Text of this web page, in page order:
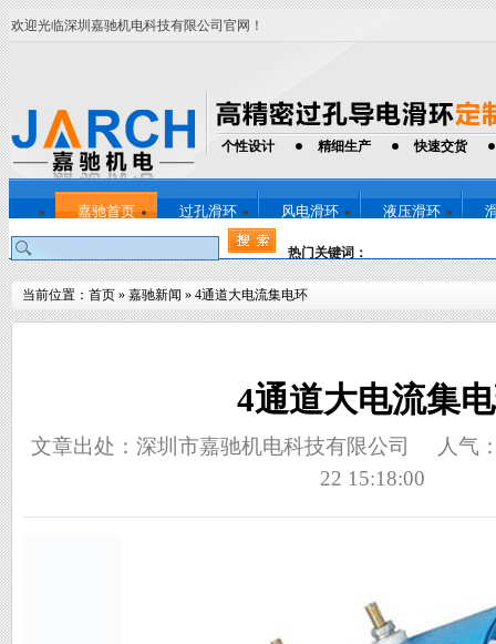
欢迎光临深圳嘉驰机电科技有限公司官网！
个性设计 精细生产 快速交货
嘉驰首页 过孔滑环 风电滑环 液压滑环
热门关键词：
当前位置： 首页 » 嘉驰新闻 » 4通道大电流集电环
4通道大电流集
文章出处：深圳市嘉驰机电科技有限公司
人气
22 15:18:00